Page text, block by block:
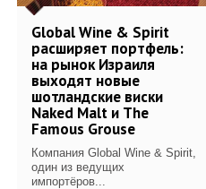
Global Wine & Spirit
расширяет портфель:
на рынок Израиля
выходят новые
шотландские виски
Naked Malt и The
Famous Grouse
Компания Global Wine & Spirit,
один из ведущих
импортёров...